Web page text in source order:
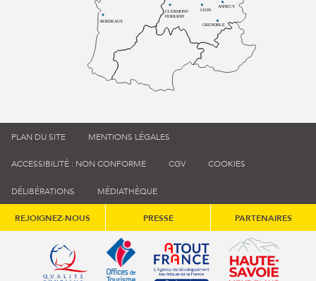
BORDEAUX
CLERMONT-
FERRAND
LYON
ANNECY
GRENOBLE
PLAN DU SITE MENTIONS LÉGALES
ACCESSIBILITÉ : NON CONFORME CGV COOKIES
DÉLIBÉRATIONS MÉDIATHÈQUE
REJOIGNEZ-NOUS PRESSE PARTENAIRES
Qualité tourisme (s'ouvre dans une nouvelle fenêtre)
Office de tourisme de France (s'ouvre
Atout France (s'ouvre dans